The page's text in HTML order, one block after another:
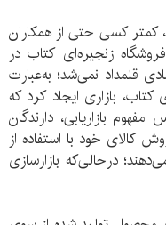
کمتر کسی حتی از همکاران
زنجیره‌ای کتاب در
قلمداد نمی‌شد؛ به‌عبارت
بازاری ایجاد کرد که
مفهوم بازار‌یابی، دارندگان
کالا‌ی خود با استفاده از
در‌حالی‌که بازار‌سازی